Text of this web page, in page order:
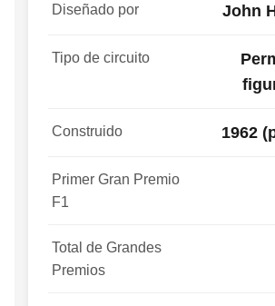
Diseñado por John
Tipo de circuito
Construido 1962
Primer Gran Premio
F1
Total de Grandes
Premios